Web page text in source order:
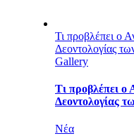
Τι προβλέπει ο
Δεοντολογίας
Gallery
Τι προβλέπει
Δεοντολογίας
Νέα